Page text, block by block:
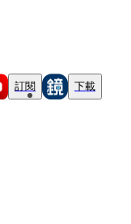
訂閱 下載